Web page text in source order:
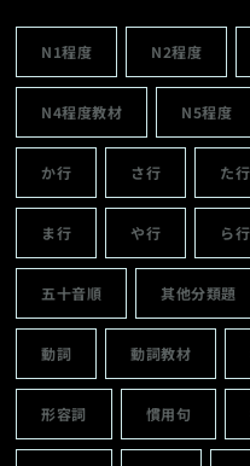
N1程度 N2程度
N4程度教材 N5程度
か行 さ行 た行
ま行 や行 ら行
五十音順 其他分類題
動詞 動詞教材
形容詞 慣用句